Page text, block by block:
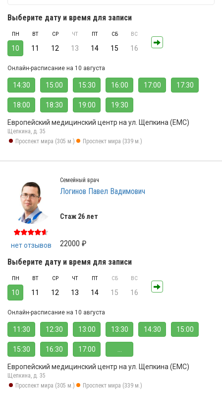
Выберите дату и время для записи
ПН
10
ВТ
11
СР
12
ЧТ
13
ПТ
14
СБ
15
ВС
16
Онлайн-расписание на 10 августа
14:30 15:00 15:30 16:00 17:00 17:30
18:00 18:30 19:00 19:30
Европейский медицинский центр на ул. Щепкина (ЕМС)
Щепкина, д. 35
Проспект мира (305 м.)
Проспект мира (339 м.)
нет отзывов
Семейный врач
Логинов Павел Вадимович
Стаж 26 лет
22000 ₽
Выберите дату и время для записи
ПН
10
ВТ
11
СР
12
ЧТ
13
ПТ
14
СБ
15
ВС
16
Онлайн-расписание на 10 августа
11:30 12:30 13:00 13:30 14:30 15:00
15:30 16:30 17:00
Европейский медицинский центр на ул. Щепкина (ЕМС)
Щепкина, д. 35
Проспект мира (305 м.)
Проспект мира (339 м.)